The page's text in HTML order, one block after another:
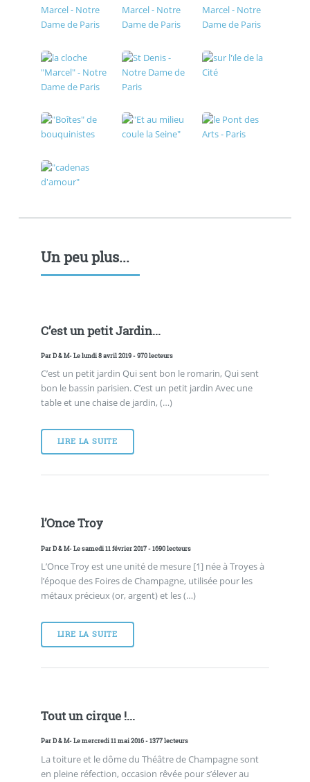
Un peu plus...
C’est un petit Jardin...
ParD & M- Le lundi 8 avril 2019 - 970 lecteurs
C’est un petit jardin Qui sent bon le romarin, Qui sent
bon le bassin parisien. C’est un petit jardin Avec une
table et une chaise de jardin, (…)
LIRE LA SUITE
l’Once Troy
ParD & M- Le samedi 11 février 2017 - 1690 lecteurs
L’Once Troy est une unité de mesure [1] née à Troyes à
l’époque des Foires de Champagne, utilisée pour les
métaux précieux (or, argent) et les (…)
LIRE LA SUITE
Tout un cirque !...
ParD & M- Le mercredi 11 mai 2016 - 1377 lecteurs
La toiture et le dôme du Théâtre de Champagne sont
en pleine réfection, occasion rêvée pour s’élever au